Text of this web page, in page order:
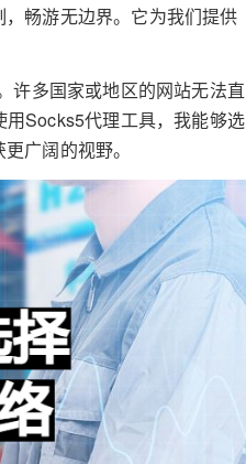
畅游无边界。它为我们提供
许多国家或地区的网站无法直
Socks5代理工具，我能够选
广阔的视野。